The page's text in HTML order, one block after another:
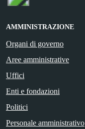
AMMINISTRAZIONE
Organi di governo
Aree amministrative
Uffici
Enti e fondazioni
Politici
Personale amministrativo